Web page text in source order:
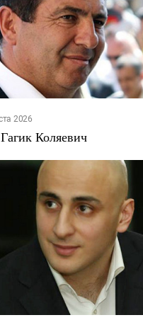
2026
Коляевич